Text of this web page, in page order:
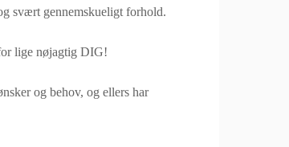
svært gennemskueligt forhold.
lige nøjagtig DIG!
og behov, og ellers har